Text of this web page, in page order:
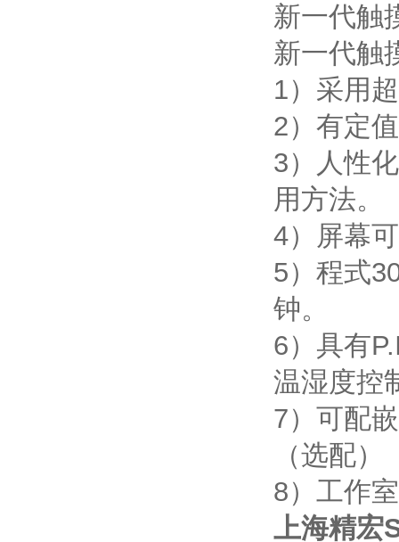
新一代触
新一代触
1）采用
2）有定
3）人性
用方法。
4）屏幕
5）程式
钟。
6）具有
温湿度控
7）可配
（选配）
8）工作
上海精宏